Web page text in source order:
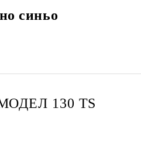
синьо
130 TS